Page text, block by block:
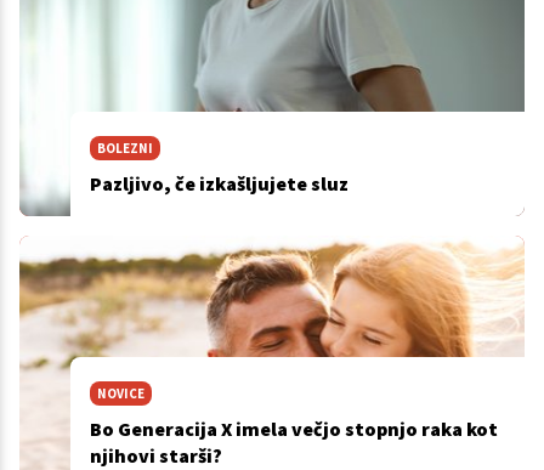
BOLEZNI
Pazljivo, če izkašljujete sluz
NOVICE
Bo Generacija X imela večjo stopnjo raka kot
njihovi starši?